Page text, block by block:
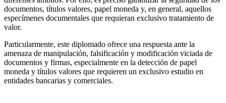
documentos, títulos valores, papel moneda y, en general, aquellos
especímenes documentales que requieran exclusivo tratamiento de
valor.
Particularmente, este diplomado ofrece una respuesta ante la
amenaza de manipulación, falsificación y modificación viciada de
documentos y firmas, especialmente en la detección de papel
moneda y títulos valores que requieren un exclusivo estudio en
entidades bancarias y comerciales.